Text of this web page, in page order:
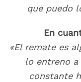
que puedo
En
«El remate es
lo entreno
constante